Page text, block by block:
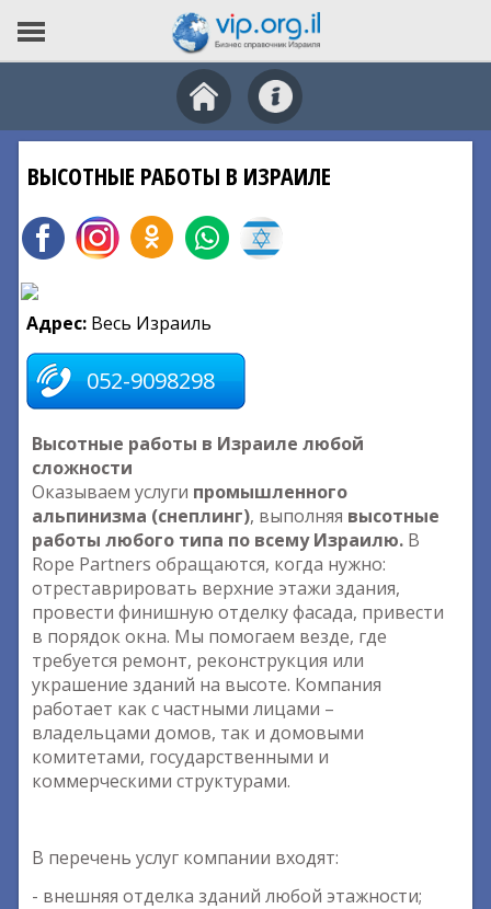
ВЫСОТНЫЕ РАБОТЫ В ИЗРАИЛЕ
Адрес: Весь Израиль
052-9098298
Высотные работы в Израиле любой
сложности
Оказываем услуги промышленного
альпинизма (снеплинг), выполняя высотные
работы любого типа по всему Израилю. В
Rope Partners обращаются, когда нужно:
отреставрировать верхние этажи здания,
провести финишную отделку фасада, привести
в порядок окна. Мы помогаем везде, где
требуется ремонт, реконструкция или
украшение зданий на высоте. Компания
работает как с частными лицами –
владельцами домов, так и домовыми
комитетами, государственными и
коммерческими структурами.
В перечень услуг компании входят:
- внешняя отделка зданий любой этажности;